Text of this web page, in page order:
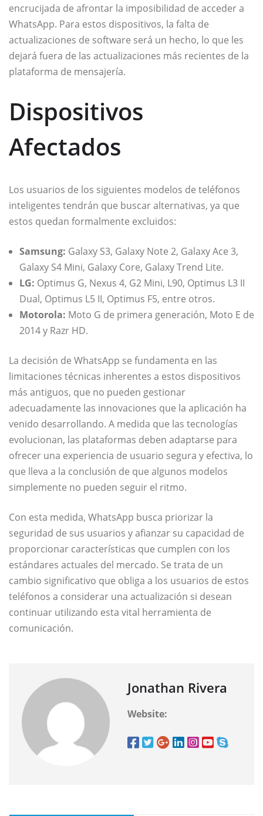
encrucijada de afrontar la imposibilidad de acceder a
WhatsApp. Para estos dispositivos, la falta de
actualizaciones de software será un hecho, lo que les
dejará fuera de las actualizaciones más recientes de la
plataforma de mensajería.
Dispositivos
Afectados
Los usuarios de los siguientes modelos de teléfonos
inteligentes tendrán que buscar alternativas, ya que
estos quedan formalmente excluidos:
Samsung: Galaxy S3, Galaxy Note 2, Galaxy Ace 3,
Galaxy S4 Mini, Galaxy Core, Galaxy Trend Lite.
LG: Optimus G, Nexus 4, G2 Mini, L90, Optimus L3 II
Dual, Optimus L5 II, Optimus F5, entre otros.
Motorola: Moto G de primera generación, Moto E de
2014 y Razr HD.
La decisión de WhatsApp se fundamenta en las
limitaciones técnicas inherentes a estos dispositivos
más antiguos, que no pueden gestionar
adecuadamente las innovaciones que la aplicación ha
venido desarrollando. A medida que las tecnologías
evolucionan, las plataformas deben adaptarse para
ofrecer una experiencia de usuario segura y efectiva, lo
que lleva a la conclusión de que algunos modelos
simplemente no pueden seguir el ritmo.
Con esta medida, WhatsApp busca priorizar la
seguridad de sus usuarios y afianzar su capacidad de
proporcionar características que cumplen con los
estándares actuales del mercado. Se trata de un
cambio significativo que obliga a los usuarios de estos
teléfonos a considerar una actualización si desean
continuar utilizando esta vital herramienta de
comunicación.
Jonathan Rivera
Website: